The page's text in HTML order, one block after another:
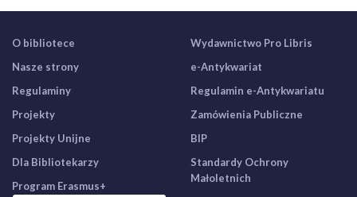
O bibliotece
Nasze strony
Regulaminy
Projekty
Projekty Unijne
Dla Bibliotekarzy
Program Erasmus+
Wydawnictwo Pro Libris
e-Antykwariat
Regulamin e-Antykwariatu
Zamówienia Publiczne
BIP
Standardy Ochrony
Małoletnich